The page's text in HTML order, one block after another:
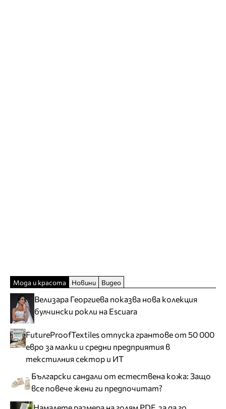
Мода и красота Новини Видео
Велизара Георгиева показва нова колекция
булчински рокли на Escuara
FutureProofTextiles отпуска грантове от 50 000
евро за малки и средни предприятия в
текстилния сектор и ИТ
Български сандали от естествена кожа: Защо
все повече жени ги предпочитат?